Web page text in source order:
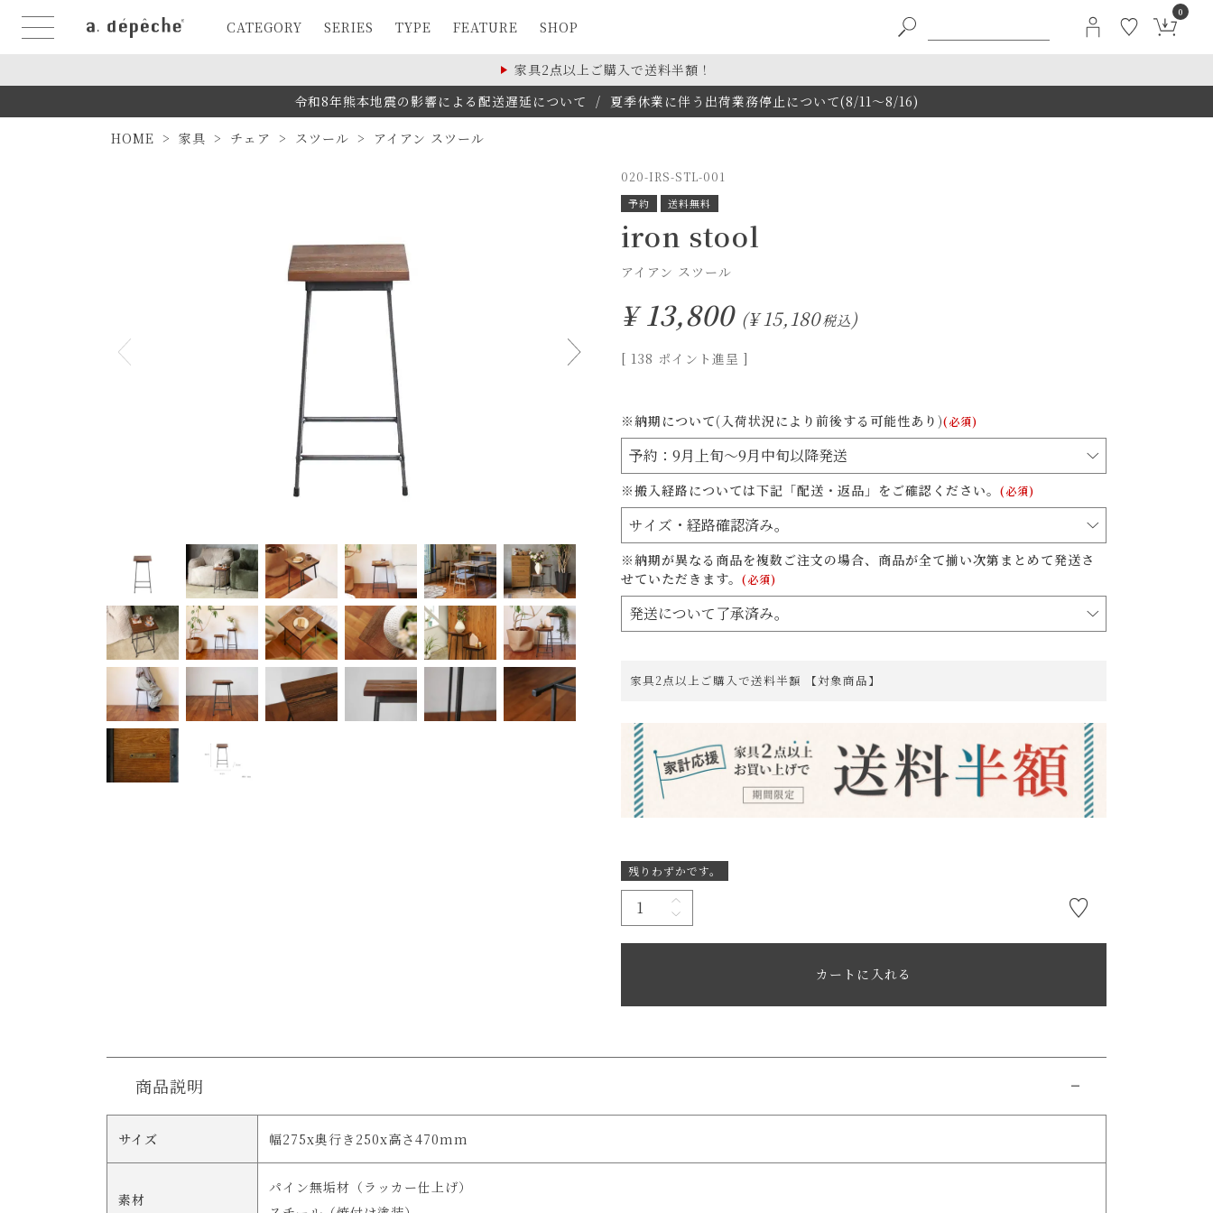
CATEGORY SERIES TYPE FEATURE SHOP
0
家具2点以上ご購入で送料半額！
令和8年熊本地震の影響による配送遅延について / 夏季休業に伴う出荷業務停止について(8/11～8/16)
HOME 家具 チェア スツール アイアン スツール
020-IRS-STL-001
予約 送料無料
iron stool
アイアン スツール
¥ 13,800 ¥15,180税込
[ 138 ポイント進呈 ]
※納期について(入荷状況により前後する可能性あり)(必須)
※搬入経路については下記「配送・返品」をご確認ください。 (必須)
※納期が異なる商品を複数ご注文の場合、商品が全て揃い次第まとめて発送さ
せていただきます。 (必須)
家具2点以上ご購入で送料半額 【対象商品】
残りわずかです。
カートに入れる
商品説明
サイズ 幅275x奥行き250x高さ470mm
素材
パイン無垢材（ラッカー仕上げ）